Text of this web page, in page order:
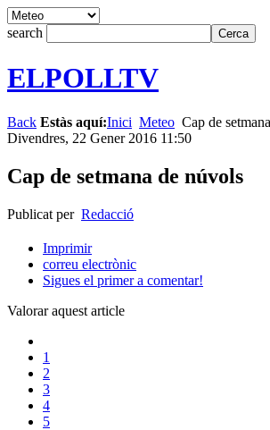
search
ELPOLLTV
Back Estàs aquí:Inici Meteo Cap de
Divendres, 22 Gener 2016 11:50
Cap de setmana de núvols
Publicat per Redacció
Imprimir
correu electrònic
Sigues el primer a comentar!
Valorar aquest article
1
2
3
4
5